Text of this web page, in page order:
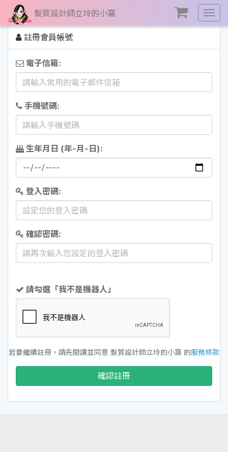
展
開
單
髮質設計師立坽的小窩
註冊會員帳號
電子信箱:
手機號碼:
生年月日 (年-月-日):
登入密碼:
確認密碼:
請勾選「我不是機器人」
若要繼續註冊，請先閱讀並同意 髮質設計師立坽的小窩 的服務條款
確認註冊